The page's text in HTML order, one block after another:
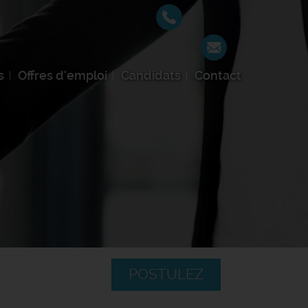
Offres d'emploi Candidats Contact
POSTULEZ